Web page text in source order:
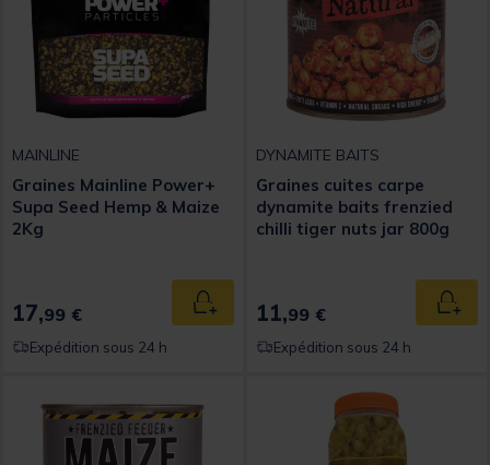
MAINLINE
Graines Mainline Power+
Supa Seed Hemp & Maize
2Kg
17,99 € Ajouter au panier
Expédition sous 24 h
DYNAMITE BAITS
Graines cuites carpe
dynamite baits frenzied
chilli tiger nuts jar 800g
11,99 €
Expédition sous 24 h